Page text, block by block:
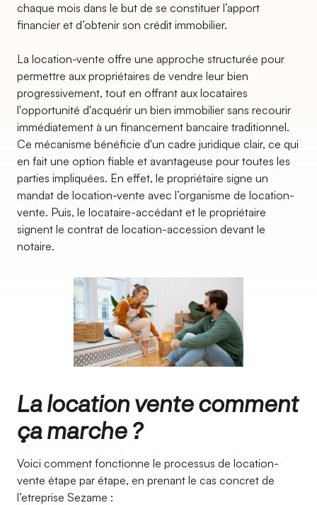
chaque mois dans le but de se constituer l’apport
financier et d’obtenir son crédit immobilier.
La location-vente offre une approche structurée pour
permettre aux propriétaires de vendre leur bien
progressivement, tout en offrant aux locataires
l'opportunité d'acquérir un bien immobilier sans recourir
immédiatement à un financement bancaire traditionnel.
Ce mécanisme bénéficie d'un cadre juridique clair, ce qui
en fait une option fiable et avantageuse pour toutes les
parties impliquées. En effet, le propriétaire signe un
mandat de location-vente avec l’organisme de location-
vente. Puis, le locataire-accédant et le propriétaire
signent le contrat de location-accession devant le
notaire.
La location vente comment
ça marche ?
Voici comment fonctionne le processus de location-
vente étape par étape, en prenant le cas concret de
l’etreprise Sezame :